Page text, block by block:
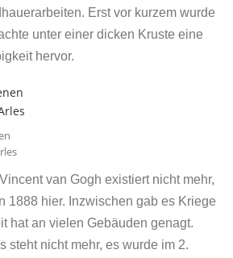
Erst vor kurzem wurde
unter einer dicken Kruste eine
hervor.
van Gogh existiert nicht mehr,
1888 hier. Inzwischen gab es Kriege
hat an vielen Gebäuden genagt.
steht nicht mehr, es wurde im 2.